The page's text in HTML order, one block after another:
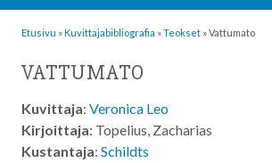
Etusivu »Kuvittaja­bibliografia »Teokset »Vattumato
VATTUMATO
Kuvittaja: Veronica Leo
Kirjoittaja: Topelius, Zacharias
Kustantaja: Schildts